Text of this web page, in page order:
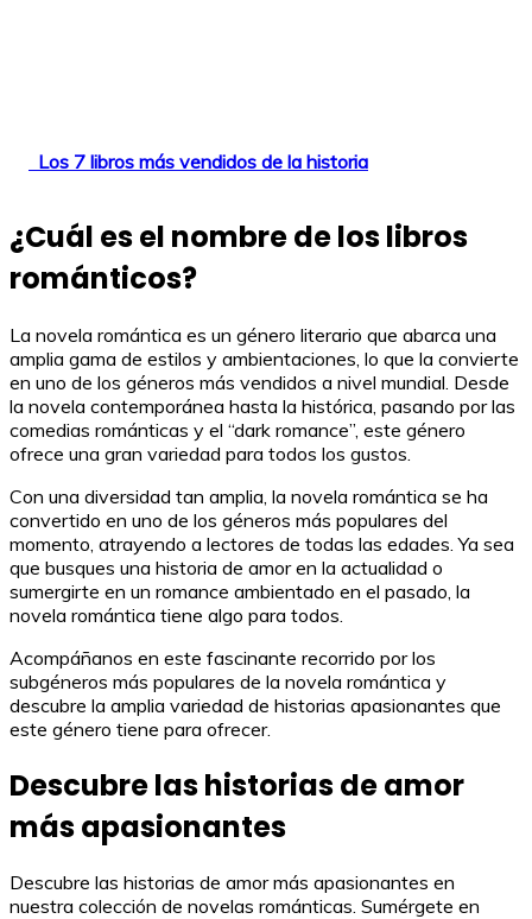
Los 7 libros más vendidos de la historia
¿Cuál es el nombre de los libros
románticos?
La novela romántica es un género literario que abarca una
amplia gama de estilos y ambientaciones, lo que la convierte
en uno de los géneros más vendidos a nivel mundial. Desde
la novela contemporánea hasta la histórica, pasando por las
comedias románticas y el “dark romance”, este género
ofrece una gran variedad para todos los gustos.
Con una diversidad tan amplia, la novela romántica se ha
convertido en uno de los géneros más populares del
momento, atrayendo a lectores de todas las edades. Ya sea
que busques una historia de amor en la actualidad o
sumergirte en un romance ambientado en el pasado, la
novela romántica tiene algo para todos.
Acompáñanos en este fascinante recorrido por los
subgéneros más populares de la novela romántica y
descubre la amplia variedad de historias apasionantes que
este género tiene para ofrecer.
Descubre las historias de amor
más apasionantes
Descubre las historias de amor más apasionantes en
nuestra colección de novelas románticas. Sumérgete en